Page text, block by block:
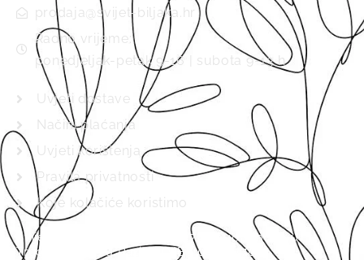
prodaja@svijet-biljaka.hr
Radno vrijeme:
ponedjeljak-petak 9-16 | subota 9-13 h
Uvjeti dostave
Načini plaćanja
Uvjeti korištenja
Pravila privatnosti
Koje kolačiće koristimo
Svijet biljaka d.o.o., MB 01537920 upisano je u
Trgovački sud u Pazinu (MBS 040157702).